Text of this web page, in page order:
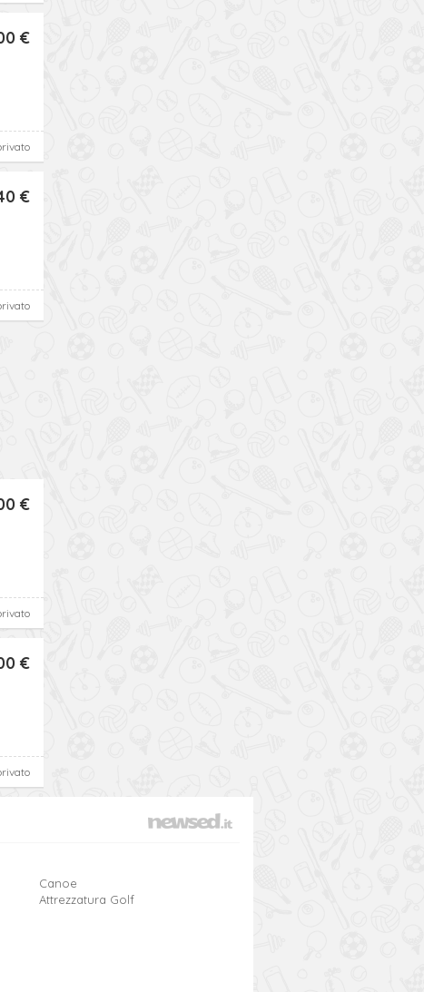
€
€
€
€
Canoe
Attrezzatura Golf